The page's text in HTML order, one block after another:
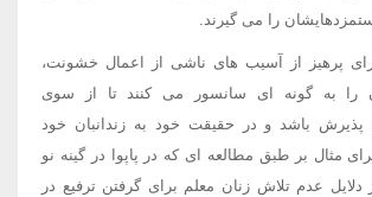
را می گیرند.
پرهیز از آسیب های ناشی از اعمال خشونت،
را به گونه ای سانسور می کنند تا از سوی
پذیرش باشد و در حقیقت خود به زندانبان خود
مثال بر طبق مطالعه ای که در پاپوا در گینه نو
دلایل عدم تلاش زنان معلم برای گرفتن ترفیع در